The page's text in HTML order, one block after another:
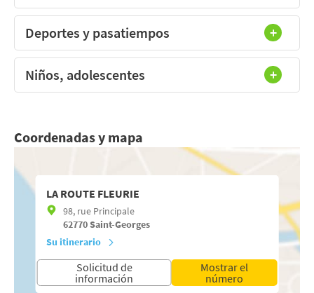
Deportes y pasatiempos
Niños, adolescentes
Coordenadas y mapa
LA ROUTE FLEURIE
98, rue Principale
62770Saint-Georges
Su itinerario
Solicitud de
información
Mostrar el
número